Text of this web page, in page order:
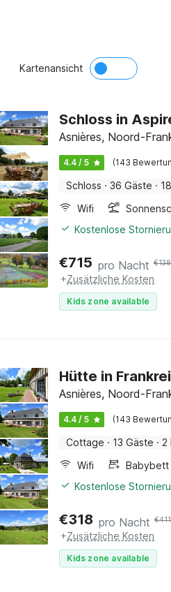
Kartenansicht
Schloss in
Asnières, Noord-
4.4 / 5 (143
Schloss · 36 Gäste ·
Wifi
Kostenlose
€715 pro Nacht €
+Zusätzliche Kosten
Kids zone available
Hütte in
Asnières, Noord-
4.4 / 5 (143
Cottage · 13 Gäste · 2
Wifi
Babybett
Kostenlose
€318 pro Nacht €411
+Zusätzliche Kosten
Kids zone available